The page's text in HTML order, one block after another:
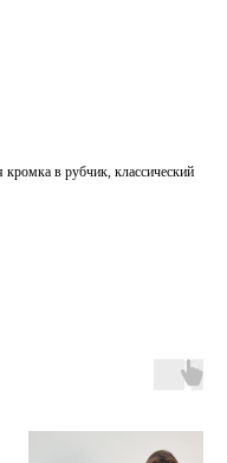
в рубчик, классический